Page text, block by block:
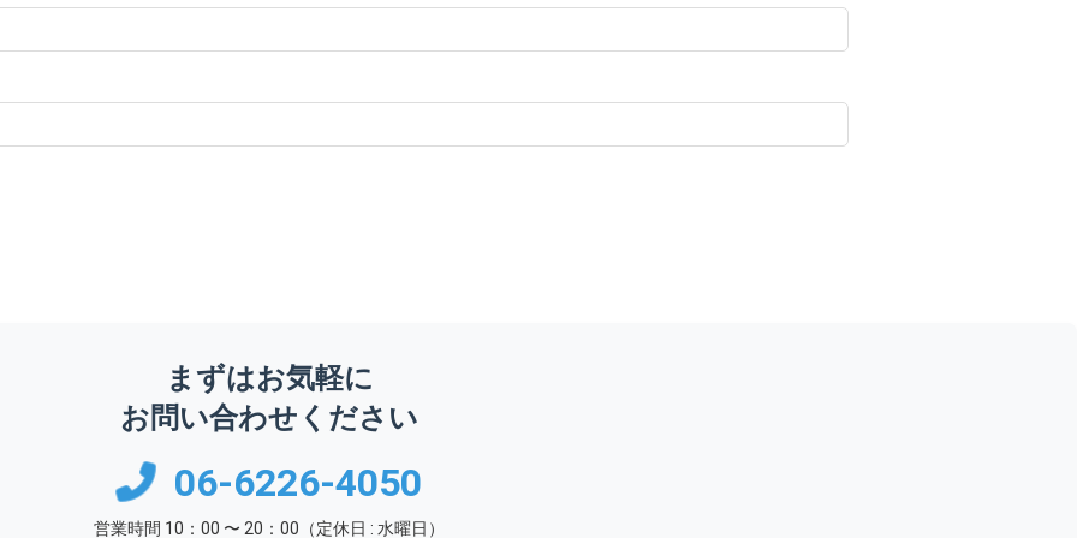
まずはお気軽に
お問い合わせください
06-6226-4050
営業時間 10：00 〜 20：00（定休日 : 水曜日）